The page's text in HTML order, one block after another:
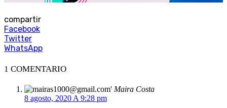
compartir
Facebook
Twitter
WhatsApp
1 COMENTARIO
Maira Costa
8 agosto, 2020 A 9:28 pm